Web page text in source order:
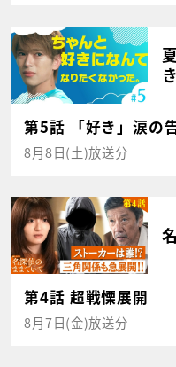
第5話 「好き」涙の
8月8日(土)放送分
第4話 超戦慄展開
8月7日(金)放送分